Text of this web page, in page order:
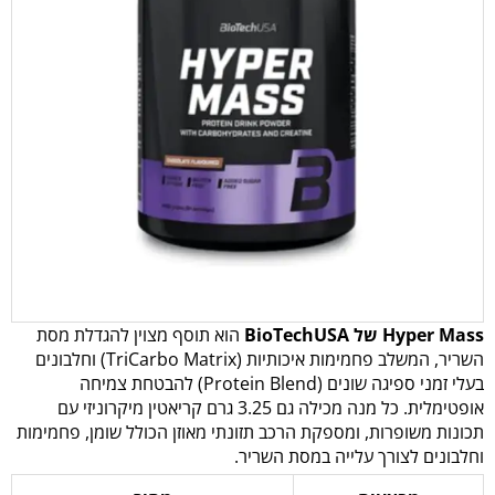
Hyper Mass של BioTechUSA
הוא תוסף מצוין להגדלת מסת
השריר, המשלב פחמימות איכותיות (TriCarbo Matrix) וחלבונים
בעלי זמני ספיגה שונים (Protein Blend) להבטחת צמיחה
אופטימלית. כל מנה מכילה גם 3.25 גרם קריאטין מיקרוניזי עם
תכונות משופרות, ומספקת הרכב תזונתי מאוזן הכולל שומן, פחמימות
וחלבונים לצורך עלייה במסת השריר.